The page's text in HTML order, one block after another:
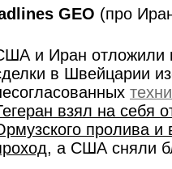
GEO (про
и Иран отложили
в Швейцарии
взял на себя
пролива и
, а США сняли